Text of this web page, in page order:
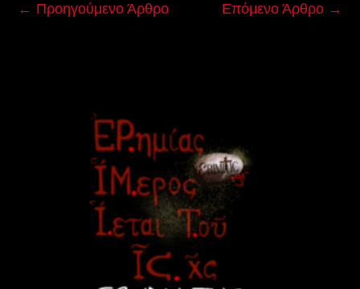
← Προηγούμενο Άρθρο Επόμενο Άρθρο →